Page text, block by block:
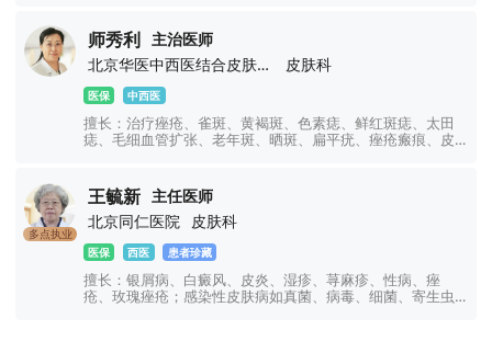
师秀利
主治医师
北京华医中西医结合皮肤病医院
皮肤科
医保 中西医
擅长：治疗痤疮、雀斑、黄褐斑、色素痣、鲜红斑痣、太田
痣、毛细血管扩张、老年斑、晒斑、扁平疣、痤疮瘢痕、皮
多点执业
王毓新
主任医师
北京同仁医院
皮肤科
医保 西医 患者珍藏
擅长：银屑病、白癜风、皮炎、湿疹、荨麻疹、性病、痤
疮、玫瑰痤疮；感染性皮肤病如真菌、病毒、细菌、寄生虫